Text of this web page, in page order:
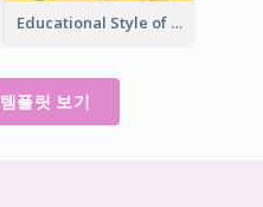
Educational Style of Academic Achievement Certificate Design
플릿 보기